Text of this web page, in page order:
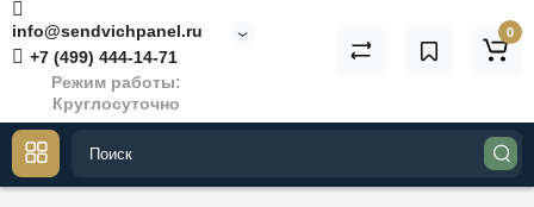
info@sendvichpanel.ru
+7 (499) 444-14-71
Режим работы:
Круглосуточно
0